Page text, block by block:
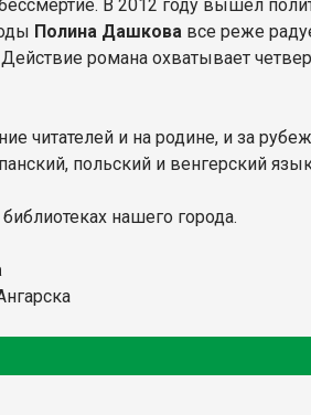
В 2012 году вышел
Полина Дашкова все реже
романа охватывает
читателей и на родине, и за
польский и венгерский
нашего города.